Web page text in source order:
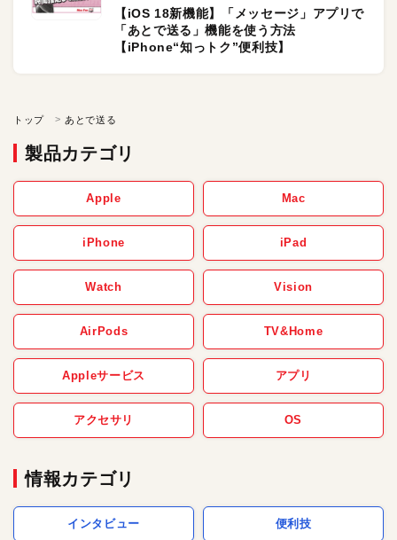
【iOS 18新機能】「メッセージ」アプリで
「あとで送る」機能を使う方法
【iPhone“知っトク”便利技】
トップ あとで送る
製品カテゴリ
Apple Mac
iPhone iPad
Watch Vision
AirPods TV&Home
Appleサービス アプリ
アクセサリ OS
情報カテゴリ
インタビュー 便利技